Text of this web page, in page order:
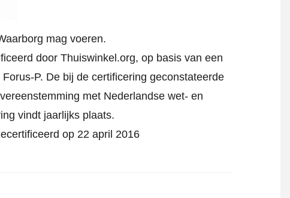
mag voeren.
door Thuiswinkel.org, op basis van een
P. De bij de certificering geconstateerde
met Nederlandse wet- en
vindt jaarlijks plaats.
op 22 april 2016